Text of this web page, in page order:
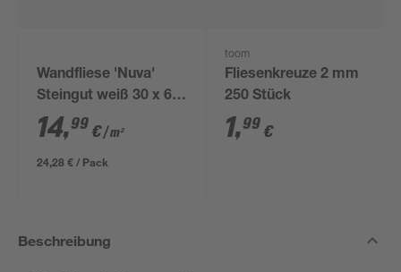
Wandfliese 'Nuva'
Steingut weiß 30 x 60
cm
14,99 €/ m²
24,28 € / Pack
toom
Fliesenkreuze 2 mm
250 Stück
1,99 €
Beschreibung